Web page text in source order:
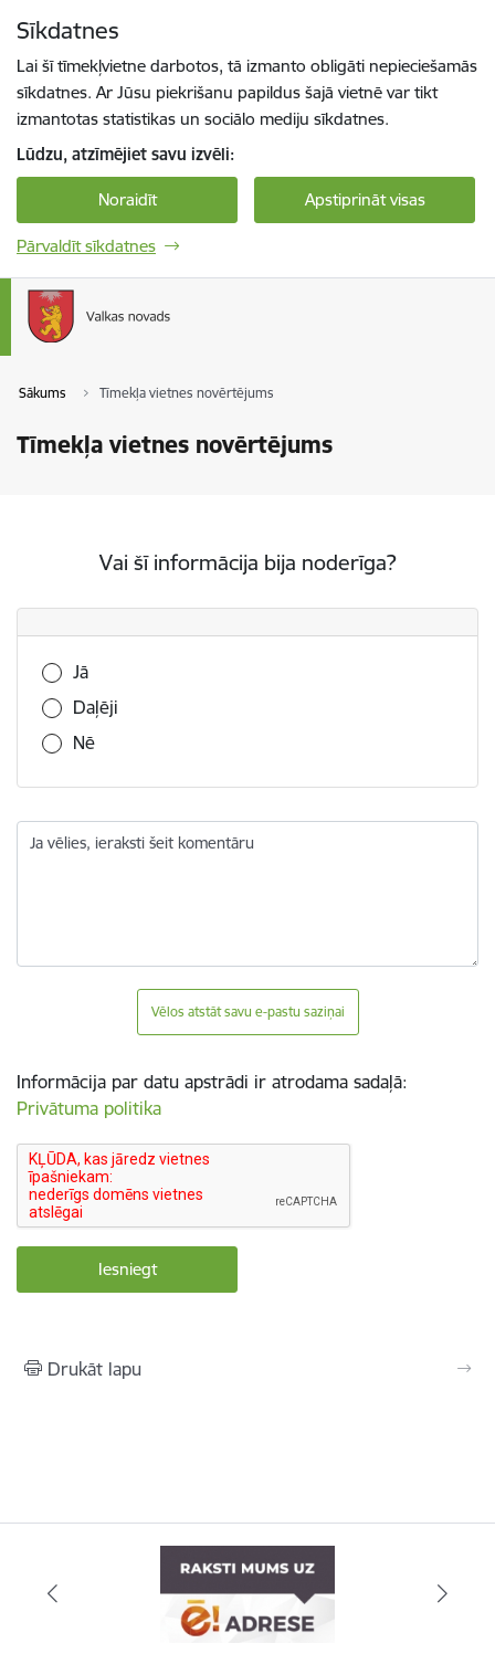
Sīkdatnes
Lai šī tīmekļvietne darbotos, tā izmanto obligāti nepieciešamās
sīkdatnes. Ar Jūsu piekrišanu papildus šajā vietnē var tikt
izmantotas statistikas un sociālo mediju sīkdatnes.
Lūdzu, atzīmējiet savu izvēli:
Noraidīt Apstiprināt visas
Pārvaldīt sīkdatnes
Sākums Tīmekļa vietnes novērtējums
Tīmekļa vietnes novērtējums
Vai šī informācija bija noderīga?
Vai šī informācija bija noderīga?
Jā
Daļēji
Nē
Ja vēlies, ieraksti šeit komentāru
Vēlos atstāt savu e-pastu saziņai
Informācija par datu apstrādi ir atrodama sadaļā:
Privātuma politika
Drukāt lapu